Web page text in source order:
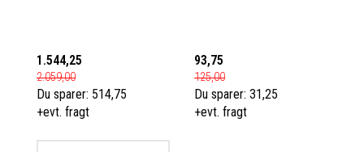
1.544,25
2.059,00
Du sparer: 514,75
+evt. fragt
93,75
125,00
Du sparer: 31,25
+evt. fragt